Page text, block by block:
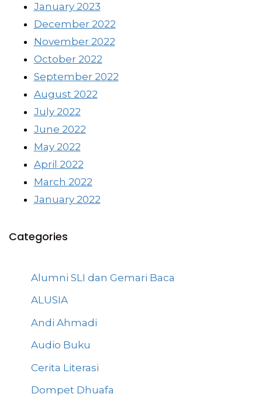
January 2023
December 2022
November 2022
October 2022
September 2022
August 2022
July 2022
June 2022
May 2022
April 2022
March 2022
January 2022
Categories
Alumni SLI dan Gemari Baca
ALUSIA
Andi Ahmadi
Audio Buku
Cerita Literasi
Dompet Dhuafa